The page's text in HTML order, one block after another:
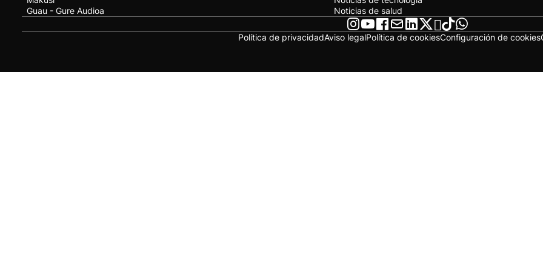
Guau - Gure Audioa
Noticias de salud
Política de privacidadAviso legalPolítica de cookiesConfiguración de cookies